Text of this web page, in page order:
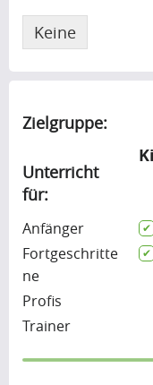
Keine
Zielgruppe:
Unterricht
für:
Anfänger
Fortgeschritte
ne
Profis
Trainer